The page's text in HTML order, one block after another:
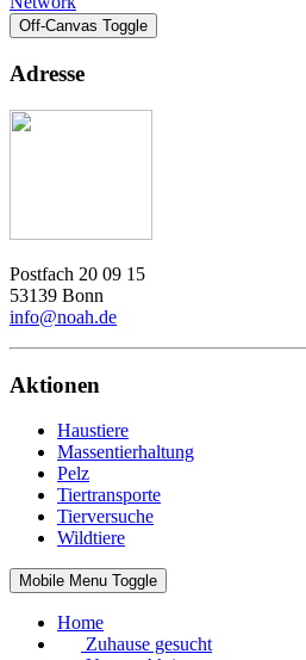
Off-Canvas Toggle
Adresse
Postfach 20 09 15
53139 Bonn
info@noah.de
Aktionen
Haustiere
Massentierhaltung
Pelz
Tiertransporte
Tierversuche
Wildtiere
Mobile Menu Toggle
Home
Zuhause gesucht